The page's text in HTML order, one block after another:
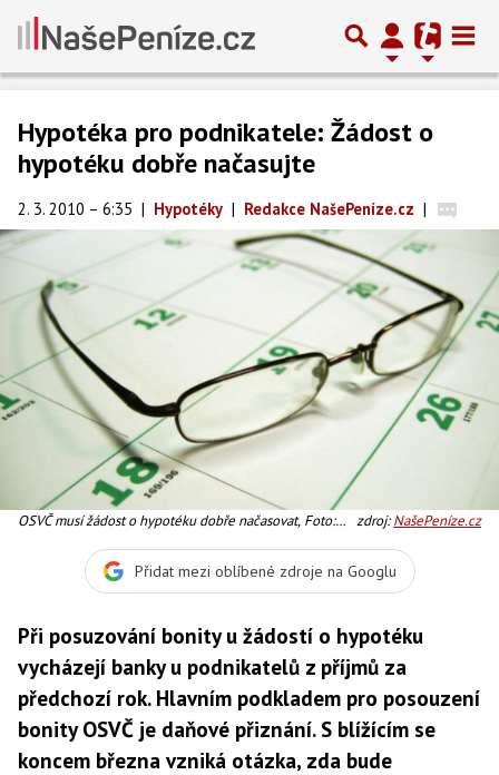
Hypotéka pro podnikatele: Žádost o
hypotéku dobře načasujte
2. 3. 2010 – 6:35 | Hypotéky | Redakce NašePeníze.cz |
OSVČ musí žádost o hypotéku dobře načasovat, Foto:
zdroj:NašePeníze.cz
Přidat mezi oblíbené zdroje na Googlu
Při posuzování bonity u žádostí o hypotéku
vycházejí banky u podnikatelů z příjmů za
předchozí rok. Hlavním podkladem pro posouzení
bonity OSVČ je daňové přiznání. S blížícím se
koncem března vzniká otázka, zda bude